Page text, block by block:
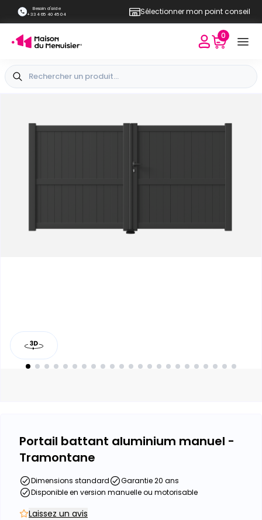
Besoin d'aide
+33 4 65 40 45 04
Sélectionner mon point conseil
0
Portail battant aluminium manuel -
Tramontane
Dimensions standard
Garantie 20 ans
Disponible en version manuelle ou motorisable
Laissez un avis